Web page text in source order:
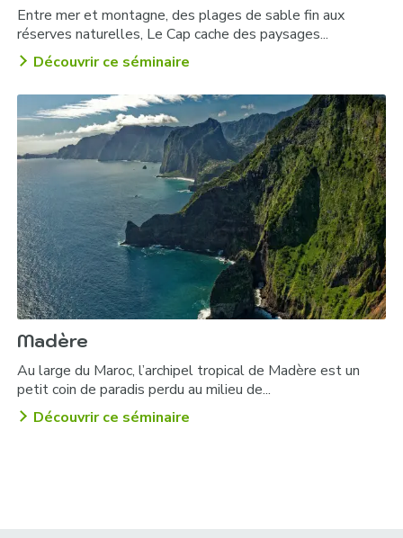
Entre mer et montagne, des plages de sable fin aux
réserves naturelles, Le Cap cache des paysages...
Découvrir ce séminaire
Madère
Au large du Maroc, l’archipel tropical de Madère est un
petit coin de paradis perdu au milieu de...
Découvrir ce séminaire